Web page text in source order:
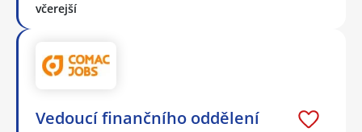
včerejší
Vedoucí finančního oddělení